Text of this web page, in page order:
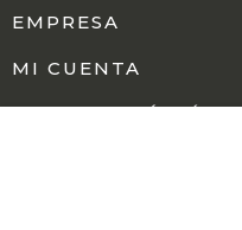
EMPRESA
MI CUENTA
INFORMACIÓN ÚTIL